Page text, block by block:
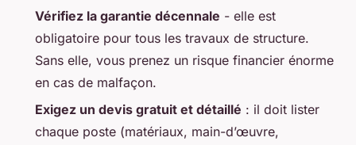
Vérifiez la garantie décennale - elle est
obligatoire pour tous les travaux de structure.
Sans elle, vous prenez un risque financier énorme
en cas de malfaçon.
Exigez un devis gratuit et détaillé : il doit lister
chaque poste (matériaux, main-d’œuvre,